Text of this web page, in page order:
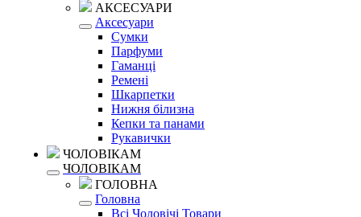
АКСЕСУАРИ
Аксесуари
Сумки
Парфуми
Гаманці
Ремені
Шкарпетки
Нижня білизна
Кепки та панами
Рукавички
ЧОЛОВІКАМ
ЧОЛОВІКАМ
ГОЛОВНА
Головна
Всі Чоловічі Товари